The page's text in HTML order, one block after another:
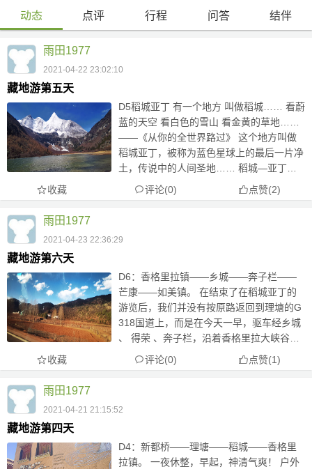
古城。 当年一把火烧毁了整座古城，那幅残破的模样我现在
还记得，今天在美好的天气下看见复苏的古城，希望现在的
你会更坚强。
动态 点评 行程 问答 结伴
雨田1977
2021-04-22 23:02:10
藏地游第五天
D5稻城亚丁 有一个地方 叫做稻城…… 看蔚
蓝的天空 看白色的雪山 看金黄的草地……
——《从你的全世界路过》 这个地方叫做
稻城亚丁，被称为蓝色星球上的最后一片净
土，传说中的人间圣地…… 稻城—亚丁风
景区位于四川甘孜藏族自治州南部，地处青
藏高原东部，因其独特而原始的自然环境、
收藏 评论(0) 点赞(2)
雨田1977
2021-04-23 22:36:29
藏地游第六天
D6：香格里拉镇——乡城——奔子栏——
芒康——如美镇。 在结束了在稻城亚丁的
游览后，我们并没有按原路返回到理塘的G
318国道上，而是在今天一早，驱车经乡城
、 得荣 、奔子栏，沿着香格里拉大峡谷和
金沙江峡谷前往云南省境内的迪庆州德钦
县，走一段滇藏线 G214，欣赏了著名的白
收藏 评论(0) 点赞(1)
雨田1977
2021-04-21 21:15:52
藏地游第四天
D4：新都桥——理塘——稻城——香格里
拉镇。 一夜休整，早起，神清气爽！ 户外